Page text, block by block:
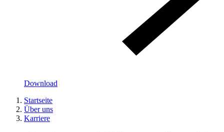
Download
Startseite
Über uns
Karriere